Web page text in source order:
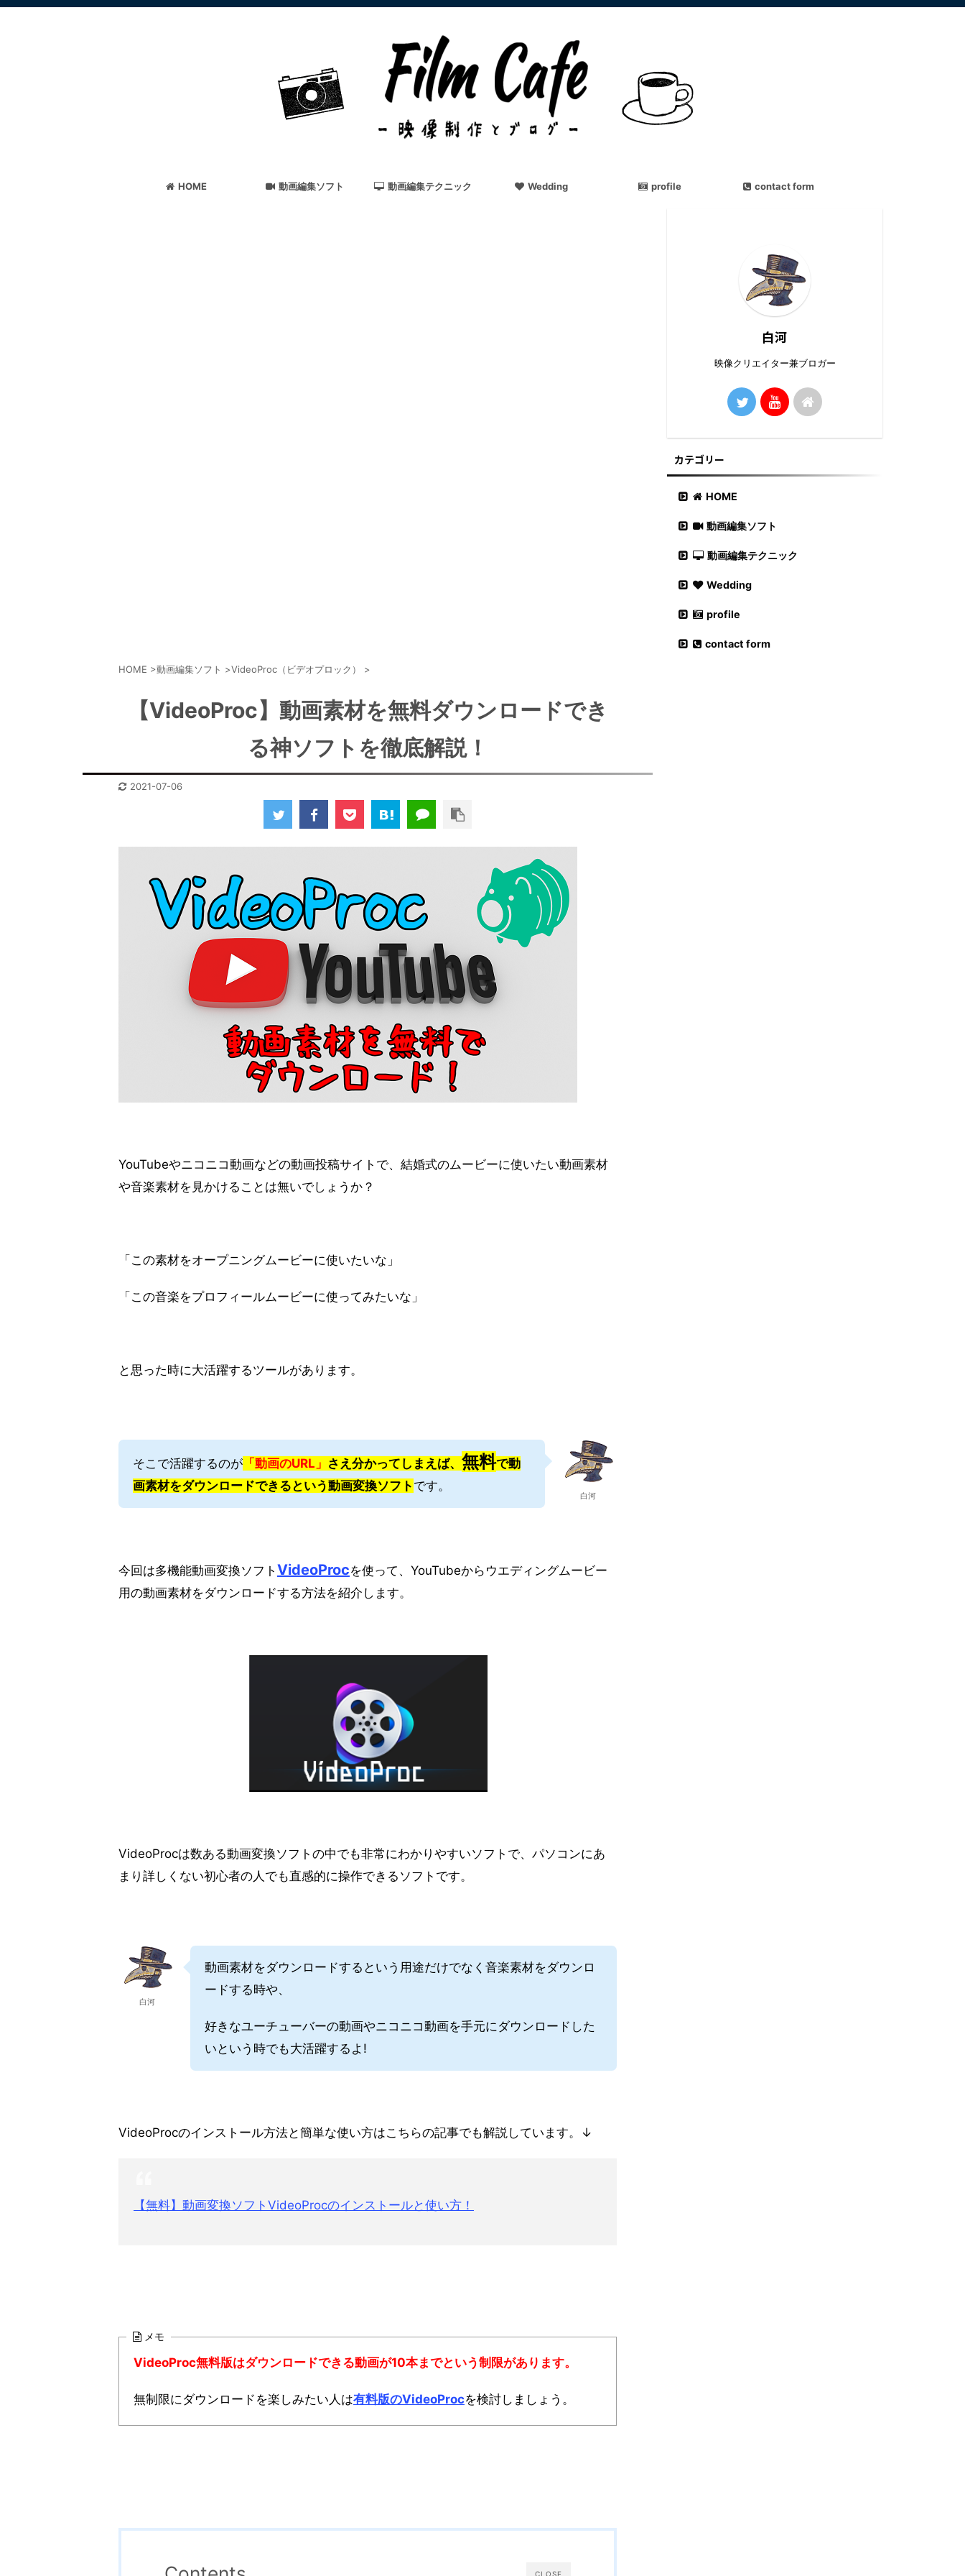
HOME 動画編集ソフト 動画編集テクニック Wedding profile contact form
HOME >動画編集ソフト >VideoProc（ビデオプロック） >
【VideoProc】動画素材を無料ダウンロードでき
る神ソフトを徹底解説！
2021-07-06
YouTubeやニコニコ動画などの動画投稿サイトで、結婚式のムービーに使いたい動画素材
や音楽素材を見かけることは無いでしょうか？
「この素材をオープニングムービーに使いたいな」
「この音楽をプロフィールムービーに使ってみたいな」
と思った時に大活躍するツールがあります。
そこで活躍するのが 「動画のURL」 さえ分かってしまえば、 無料で動
画素材をダウンロードできるという動画変換ソフト です。
白河
今回は多機能動画変換ソフト VideoProcを使って、YouTubeからウエディングムービー
用の動画素材をダウンロードする方法を紹介します。
VideoProcは数ある動画変換ソフトの中でも非常にわかりやすいソフトで、パソコンにあ
まり詳しくない初心者の人でも直感的に操作できるソフトです。
白河
動画素材をダウンロードするという用途だけでなく音楽素材をダウンロ
ードする時や、
好きなユーチューバーの動画やニコニコ動画を手元にダウンロードした
いという時でも大活躍するよ!
VideoProcのインストール方法と簡単な使い方はこちらの記事でも解説しています。↓
【無料】動画変換ソフトVideoProcのインストールと使い方！
メモ
VideoProc無料版はダウンロードできる動画が10本までという制限があります。
無制限にダウンロードを楽しみたい人は有料版のVideoProcを検討しましょう。
CLOSE
白河
映像クリエイター兼ブロガー
カテゴリー
HOME
動画編集ソフト
動画編集テクニック
Wedding
profile
contact form